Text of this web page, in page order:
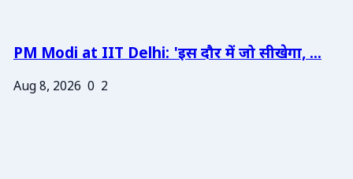
PM Modi at IIT Delhi: 'इस दौर में जो सीखेगा, ...
Aug 8, 2026 0 2